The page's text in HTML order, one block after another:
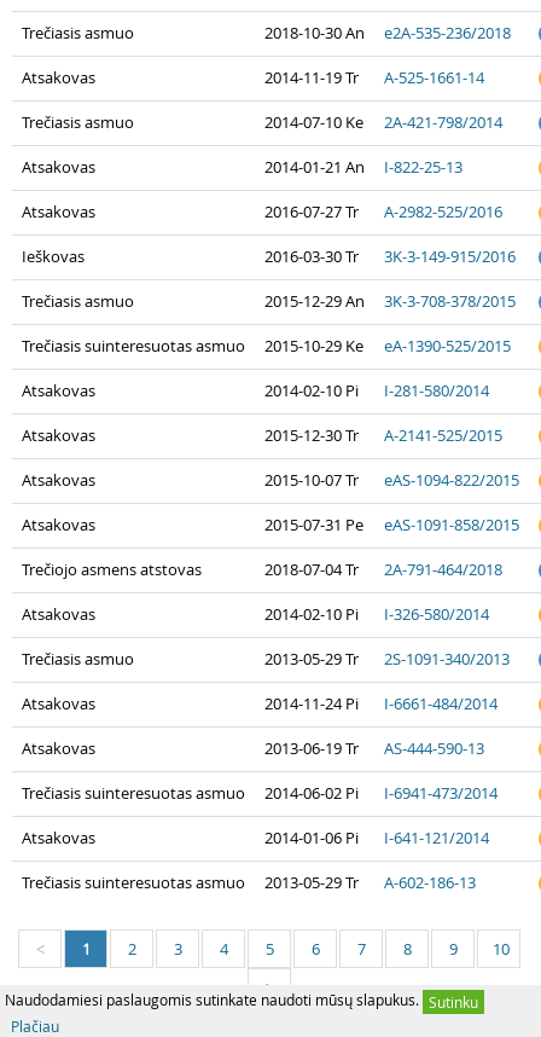
Naudodamiesi paslaugomis sutinkate naudoti mūsų slapukus. Sutinku
Plačiau
Trečiasis asmuo 2018-10-30 An e2A-535-236/2018
Atsakovas 2014-11-19 Tr A-525-1661-14
Trečiasis asmuo 2014-07-10 Ke 2A-421-798/2014
Atsakovas 2014-01-21 An I-822-25-13
Atsakovas 2016-07-27 Tr A-2982-525/2016
Ieškovas 2016-03-30 Tr 3K-3-149-915/2016
Trečiasis asmuo 2015-12-29 An 3K-3-708-378/2015
Trečiasis suinteresuotas asmuo 2015-10-29 Ke eA-1390-525/2015
Atsakovas 2014-02-10 Pi I-281-580/2014
Atsakovas 2015-12-30 Tr A-2141-525/2015
Atsakovas 2015-10-07 Tr eAS-1094-822/2015
Atsakovas 2015-07-31 Pe eAS-1091-858/2015
Trečiojo asmens atstovas 2018-07-04 Tr 2A-791-464/2018
Atsakovas 2014-02-10 Pi I-326-580/2014
Trečiasis asmuo 2013-05-29 Tr 2S-1091-340/2013
Atsakovas 2014-11-24 Pi I-6661-484/2014
Atsakovas 2013-06-19 Tr AS-444-590-13
Trečiasis suinteresuotas asmuo 2014-06-02 Pi I-6941-473/2014
Atsakovas 2014-01-06 Pi I-641-121/2014
Trečiasis suinteresuotas asmuo 2013-05-29 Tr A-602-186-13
< 1 2 3 4 5 6 7 8 9 10
>